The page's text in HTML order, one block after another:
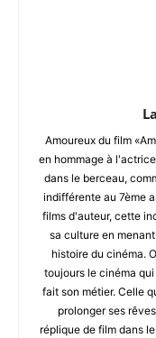
Amoureux du film
en hommage à
dans le berceau,
indifférente au 7ème
films d'auteur, cette
sa culture en
histoire du cinéma.
toujours le cinéma
fait son métier. Celle
prolonger ses
réplique de film dans